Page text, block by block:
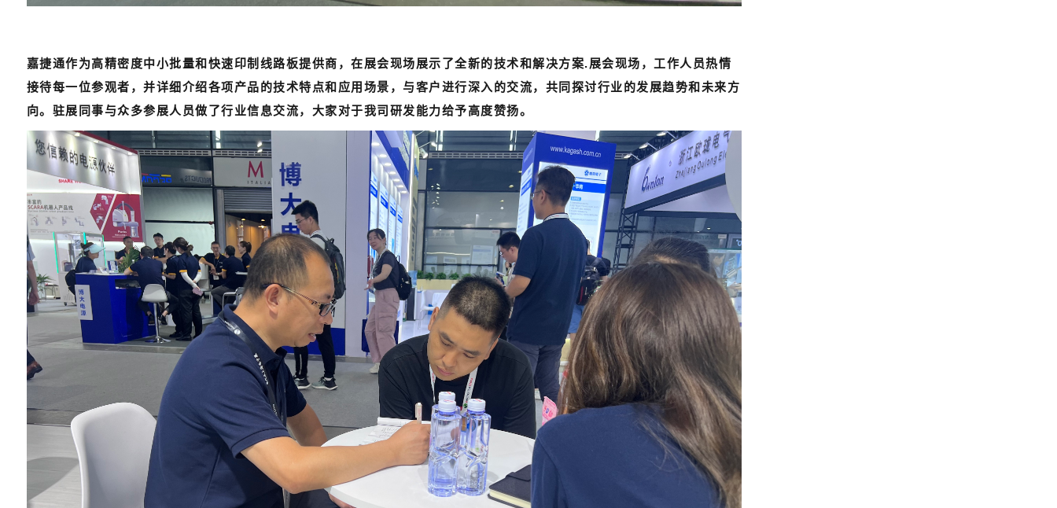
嘉捷通作为高精密度中小批量和快速印制线路板提供商，在展会现场展示了全新的技术和解决方案.展会现场，工作人员热情
接待每一位参观者，并详细介绍各项产品的技术特点和应用场景，与客户进行深入的交流，共同探讨行业的发展趋势和未来方
向。驻展同事与众多参展人员做了行业信息交流，大家对于我司研发能力给予高度赞扬。